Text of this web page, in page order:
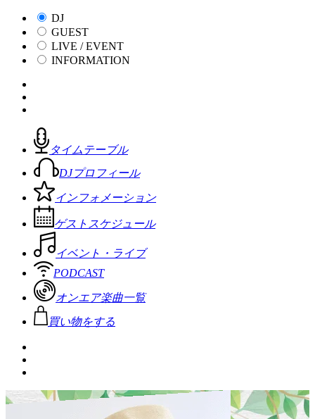
DJ
GUEST
LIVE / EVENT
INFORMATION
タイムテーブル
DJプロフィール
インフォメーション
ゲストスケジュール
イベント・ライブ
PODCAST
オンエア楽曲一覧
買い物をする